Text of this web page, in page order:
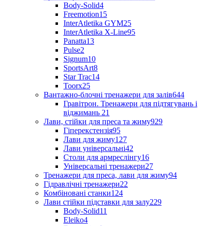
Body-Solid4
Freemotion15
InterAtletika GYM25
InterAtletika X-Line95
Panatta13
Pulse2
Signum10
SportsArt8
Star Trac14
Toorx25
Вантажно-блочні тренажери для залів644
Гравітрон. Тренажери для підтягувань і
віджимань 21
Лави, стійки для преса та жиму929
Гіперекстензія95
Лави для жиму127
Лави універсальні42
Столи для армреслінгу16
Універсальні тренажери27
Тренажери для преса, лави для жиму94
Гідравлічні тренажери22
Комбіновані станки124
Лави стійки підставки для залу229
Body-Solid11
Eleiko4